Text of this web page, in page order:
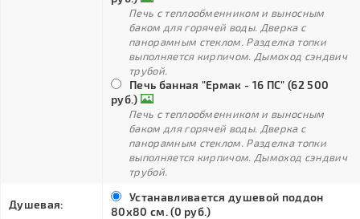
Печь с теплообменником и выносным
баком для горячей воды. Дверка с
панорамным стеклом. Разделка топки
выполняется кирпичом. Дымоход сэндвич
трубой.
Печь банная "Ермак - 16 ПС" (62 500
руб.)
Печь с теплообменником и выносным
баком для горячей воды. Дверка с
панорамным стеклом. Разделка топки
выполняется кирпичом. Дымоход сэндвич
трубой.
Душевая:
Устанавливается душевой поддон
80х80 см. (0 руб.)